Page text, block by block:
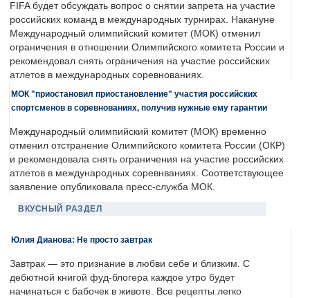
FIFA будет обсуждать вопрос о снятии запрета на участие
российских команд в международных турнирах. Накануне
Международный олимпийский комитет (МОК) отменил
ограничения в отношении Олимпийского комитета России и
рекомендовал снять ограничения на участие российских
атлетов в международных соревнованиях.
МОК "приостановил приостановление" участия российских
спортсменов в соревнованиях, получив нужные ему гарантии
Международный олимпийский комитет (МОК) временно
отменил отстранение Олимпийского комитета России (ОКР)
и рекомендовала снять ограничения на участие российских
атлетов в международных соревнваниях. Соответствующее
заявление опубликовала пресс-служба МОК.
ВКУСНЫЙ РАЗДЕЛ
Юлия Дианова: Не просто завтрак
Завтрак — это признание в любви себе и близким. С
дебютной книгой фуд-блогера каждое утро будет
начинаться с бабочек в животе. Все рецепты легко